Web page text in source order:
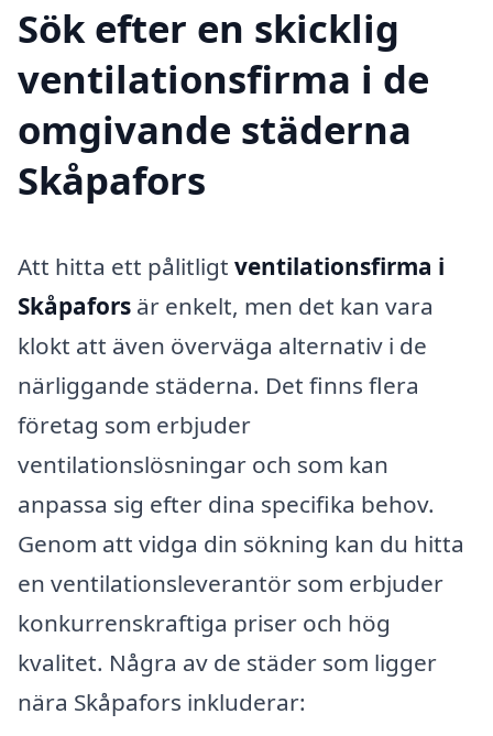
Sök efter en skicklig
ventilationsfirma i de
omgivande städerna
Skåpafors
Att hitta ett pålitligt ventilationsfirma i
Skåpafors är enkelt, men det kan vara
klokt att även överväga alternativ i de
närliggande städerna. Det finns flera
företag som erbjuder
ventilationslösningar och som kan
anpassa sig efter dina specifika behov.
Genom att vidga din sökning kan du hitta
en ventilationsleverantör som erbjuder
konkurrenskraftiga priser och hög
kvalitet. Några av de städer som ligger
nära Skåpafors inkluderar: